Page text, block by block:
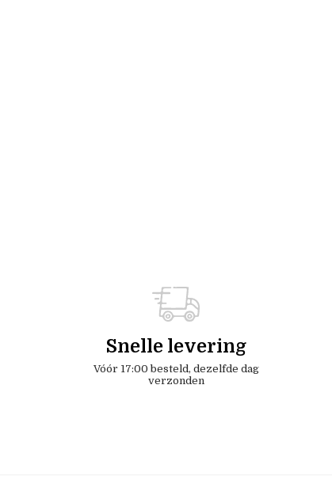
Snelle levering
Vóór 17:00 besteld, dezelfde dag
verzonden